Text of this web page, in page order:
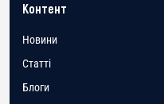
Контент
Новини
Статті
Блоги